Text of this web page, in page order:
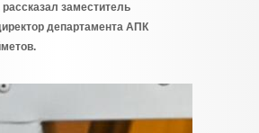
заместитель
департамента АПК